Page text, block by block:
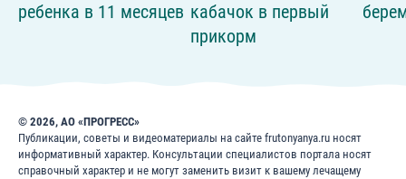
ребенка в 11 месяцев кабачок в первый
прикорм
© 2026, АО «ПРОГРЕСС»
Публикации, советы и видеоматериалы на сайте frutonyanya.ru носят
информативный характер. Консультации специалистов портала носят
справочный характер и не могут заменить визит к вашему лечащему